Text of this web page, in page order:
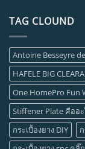
TAG CLOUND
Antoine Besseyre
HAFELE BIG
One HomePro Fun
Stiffener Plate คืออ
กระเบื้องยาง DIY